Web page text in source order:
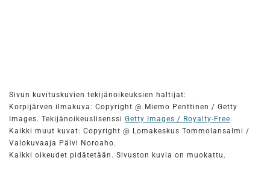
Sivun kuvituskuvien tekijänoikeuksien haltijat:
Korpijärven ilmakuva: Copyright @ Miemo Penttinen / Getty
Images. Tekijänoikeuslisenssi Getty Images / Royalty-Free.
Kaikki muut kuvat: Copyright @ Lomakeskus Tommolansalmi /
Valokuvaaja Päivi Noroaho.
Kaikki oikeudet pidätetään. Sivuston kuvia on muokattu.